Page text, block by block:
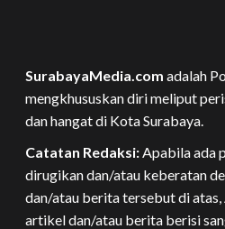
SurabayaMedia.com adalah
mengkhususkan diri meliput
dan hangat di Kota Surabaya.
Catatan Redaksi:Apabila ada
dirugikan dan/atau keberatan
dan/atau berita tersebut di
artikel dan/atau berita berisi